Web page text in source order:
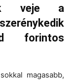
veje a
forintos
magasabb,